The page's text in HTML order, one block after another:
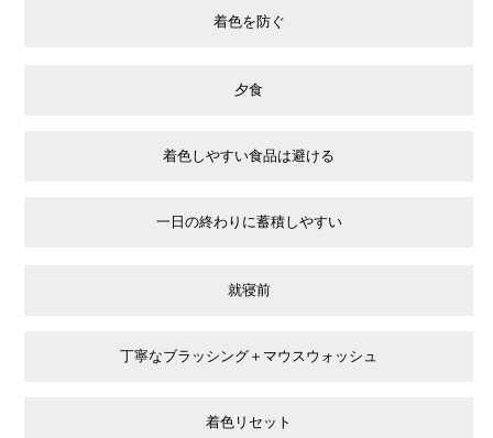
着色を防ぐ
夕食
着色しやすい食品は避ける
一日の終わりに蓄積しやすい
就寝前
丁寧なブラッシング＋マウスウォッシュ
着色リセット